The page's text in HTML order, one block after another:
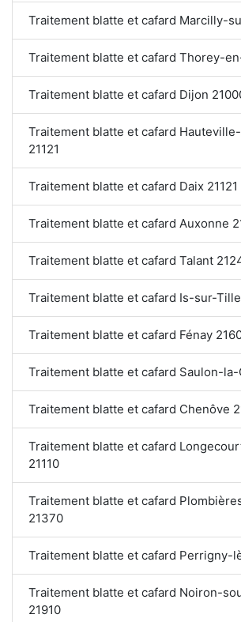
Traitement blatte et cafard Marcilly-
Traitement blatte et cafard Thorey-
Traitement blatte et cafard Dijon
Traitement blatte et cafard
21121
Traitement blatte et cafard Daix 21121
Traitement blatte et cafard Auxonne
Traitement blatte et cafard Talant
Traitement blatte et cafard Is-sur-
Traitement blatte et cafard Fénay
Traitement blatte et cafard Saulon-la-
Traitement blatte et cafard Chenôve
Traitement blatte et cafard
21110
Traitement blatte et cafard
21370
Traitement blatte et cafard Perrigny-
Traitement blatte et cafard Noiron-
21910